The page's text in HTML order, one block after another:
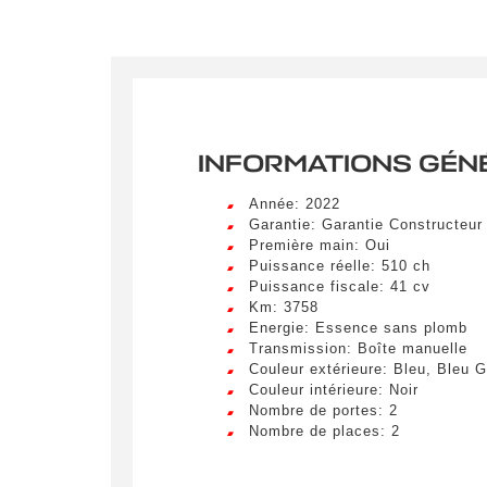
véhicule
Lorem
INFORMATIONS
Année: 2022
Garantie: Garantie Constructeur
Première main: Oui
Puissance réelle: 510 ch
Puissance fiscale: 41 cv
Km: 3758
Energie: Essence sans plomb
Transmission: Boîte manuelle
Couleur extérieure: Bleu, Bleu
Couleur intérieure: Noir
Nombre de portes: 2
Nombre de places: 2